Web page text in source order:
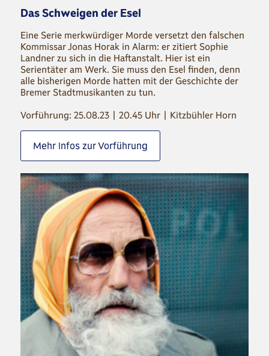
Das Schweigen der Esel
Eine Serie merkwürdiger Morde versetzt den falschen
Kommissar Jonas Horak in Alarm: er zitiert Sophie
Landner zu sich in die Haftanstalt. Hier ist ein
Serientäter am Werk. Sie muss den Esel finden, denn
alle bisherigen Morde hatten mit der Geschichte der
Bremer Stadtmusikanten zu tun.
Vorführung: 25.08.23 | 20.45 Uhr | Kitzbühler Horn
Mehr Infos zur Vorführung